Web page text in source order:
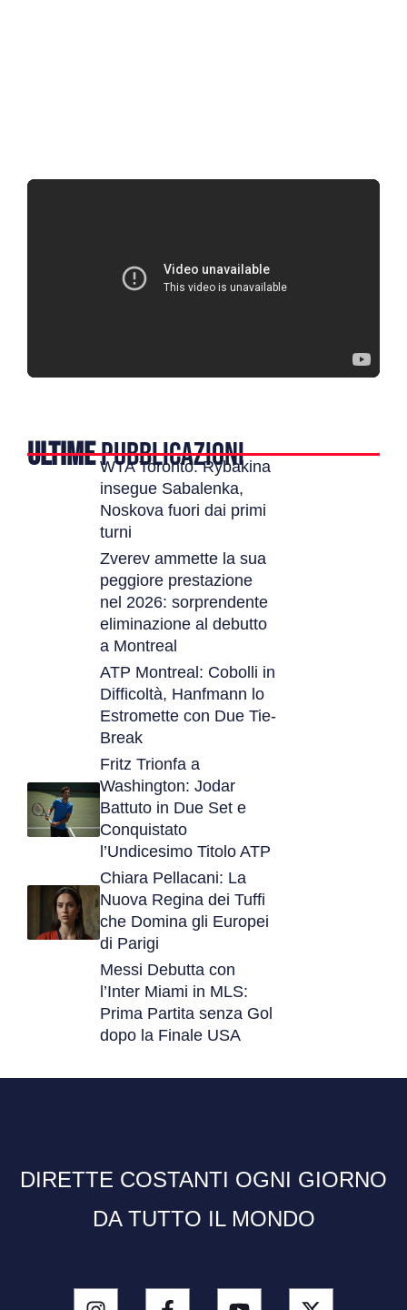
ULTIMEPUBBLICAZIONI
WTA Toronto: Rybakina
insegue Sabalenka,
Noskova fuori dai primi
turni
Zverev ammette la sua
peggiore prestazione
nel 2026: sorprendente
eliminazione al debutto
a Montreal
ATP Montreal: Cobolli in
Difficoltà, Hanfmann lo
Estromette con Due Tie-
Break
Fritz Trionfa a
Washington: Jodar
Battuto in Due Set e
Conquistato
l’Undicesimo Titolo ATP
Chiara Pellacani: La
Nuova Regina dei Tuffi
che Domina gli Europei
di Parigi
Messi Debutta con
l’Inter Miami in MLS:
Prima Partita senza Gol
dopo la Finale USA
DIRETTE COSTANTI OGNI GIORNO
DA TUTTO IL MONDO